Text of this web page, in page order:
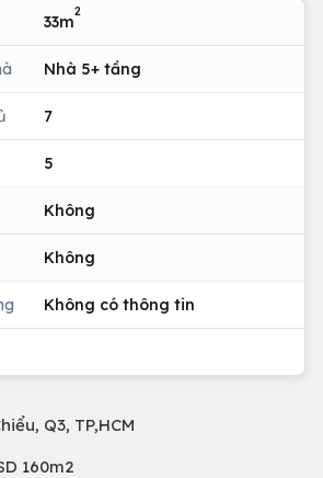
33m
2
Nhà 5+ tầng
7
5
Không
Không
Không có thông tin
Q3, TP,HCM
160m2